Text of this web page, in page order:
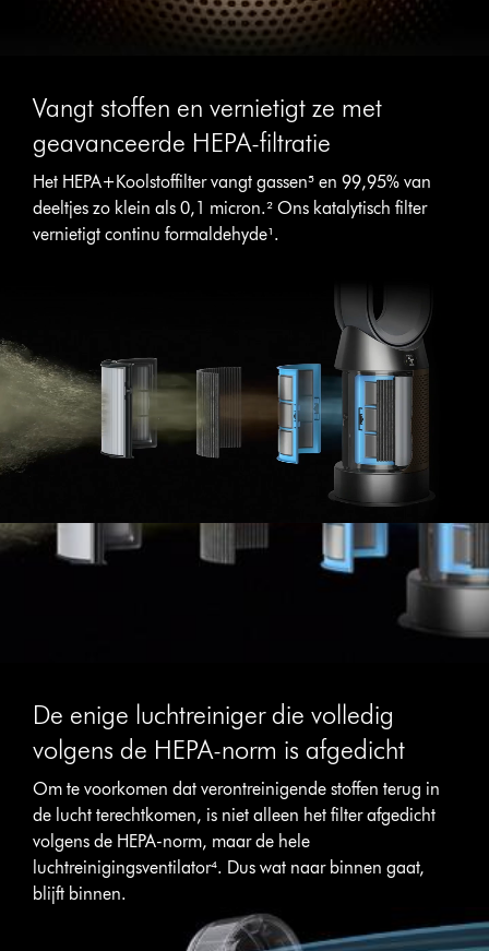
Vangt stoffen en vernietigt ze met
geavanceerde HEPA-filtratie
Het HEPA+Koolstoffilter vangt gassen⁵ en 99,95% van
deeltjes zo klein als 0,1 micron.² Ons katalytisch filter
vernietigt continu formaldehyde¹.
De enige luchtreiniger die volledig
volgens de HEPA-norm is afgedicht
Om te voorkomen dat verontreinigende stoffen terug in
de lucht terechtkomen, is niet alleen het filter afgedicht
volgens de HEPA-norm, maar de hele
luchtreinigingsventilator⁴. Dus wat naar binnen gaat,
blijft binnen.